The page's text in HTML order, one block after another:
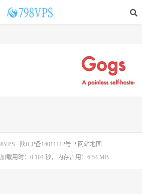
陕ICP备14011112号-2 网站地图
载用时：0.104 秒，内存占用：6.54 MB